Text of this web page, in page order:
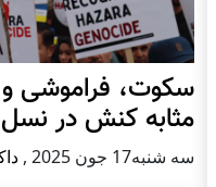
سکوت، فراموشی و
مثابه کنش در
سه شنبه17 جون 2025 ,